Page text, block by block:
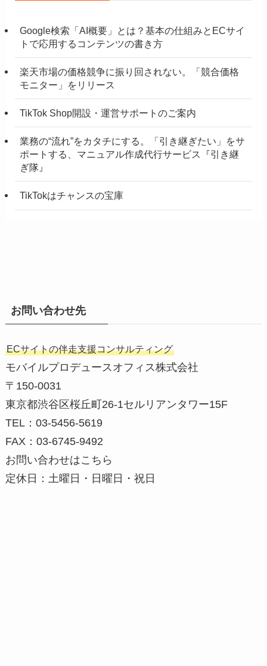
Google検索「AI概要」とは？基本の仕組みとECサイ
トで応用するコンテンツの書き方
楽天市場の価格競争に振り回されない。「競合価格
モニター」をリリース
TikTok Shop開設・運営サポートのご案内
業務の“流れ”をカタチにする。「引き継ぎたい」をサ
ポートする、マニュアル作成代行サービス『引き継
ぎ隊』
TikTokはチャンスの宝庫
お問い合わせ先
ECサイトの伴走支援コンサルティング
モバイルプロデュースオフィス株式会社
〒150-0031
東京都渋谷区桜丘町26-1セルリアンタワー15F
TEL：03-5456-5619
FAX：03-6745-9492
お問い合わせはこちら
定休日：土曜日・日曜日・祝日